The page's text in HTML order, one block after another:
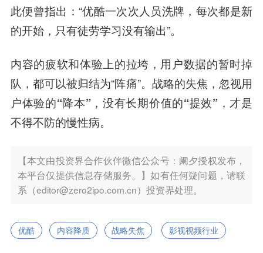
此便曾指出：“优酷一次次人员洗牌，每次都是新
的开始，只有徒劳学习没有输出”。
内容的疲软和体验上的拉垮，用户数据的暂时掉
队，都可以被归结为“阵痛”。 战略的失焦，忽视用
户体验的“降本”，没有长期价值的“提效”，才是
不得不防的慢性病。
【本文由投资界合作伙伴微信公众号：阑夕授权发布，
本平台仅提供信息存储服务。】如有任何疑问题，请联
系（editor@zero2ipo.com.cn）投资界处理。
优酷 内容降质 战略失焦 影视视频行业